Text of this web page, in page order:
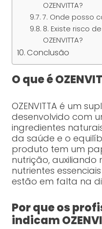
OZENVITTA?
7. Onde posso
8. Existe risco
OZENVITTA?
Conclusão
O que é
OZENVITTA é um
desenvolvido com
ingredientes
da saúde e o
produto tem um
nutrição, auxiliando
nutrientes
estão em falta na
Por que os
indicam